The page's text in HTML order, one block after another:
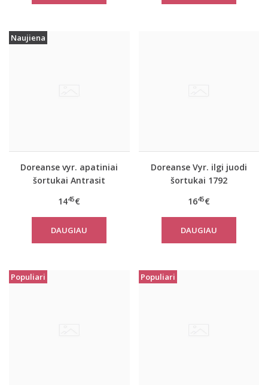
Naujiena
Doreanse vyr. apatiniai
šortukai Antrasit
1445€
DAUGIAU
Doreanse Vyr. ilgi juodi
šortukai 1792
1645€
DAUGIAU
Populiari Populiari